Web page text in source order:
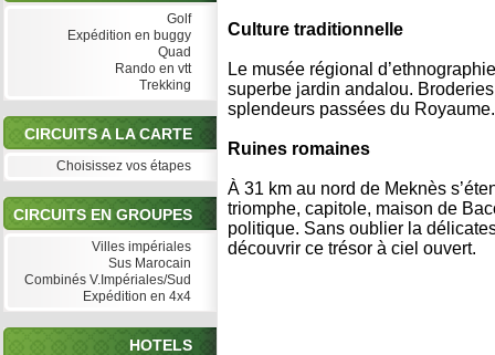
Golf
Expédition en buggy
Quad
Rando en vtt
Trekking
CIRCUITS A LA CARTE
Choisissez vos étapes
CIRCUITS EN GROUPES
Villes impériales
Sus Marocain
Combinés V.Impériales/Sud
Expédition en 4x4
HOTELS
Culture traditionnelle
Le musée régional
superbe jardin andalou.
splendeurs passées du Royaume.
Ruines romaines
À 31 km au nord de Meknès
triomphe, capitole, maison de
politique. Sans oublier la
découvrir ce trésor à ciel ouvert.